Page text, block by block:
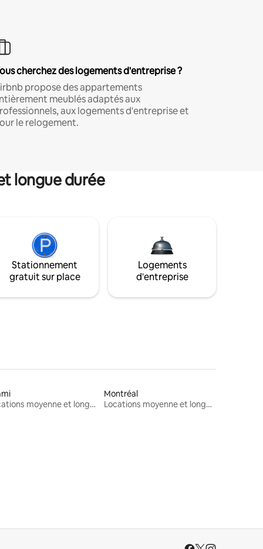
cherchez des logements d'entreprise ?
propose des appartements
meublés adaptés aux
aux logements d'entreprise et
le relogement.
longue durée
Stationnement
gratuit sur place
Logements
d'entreprise
Locations moyenne et longue durée
Montréal
Locations moyenne et longue durée